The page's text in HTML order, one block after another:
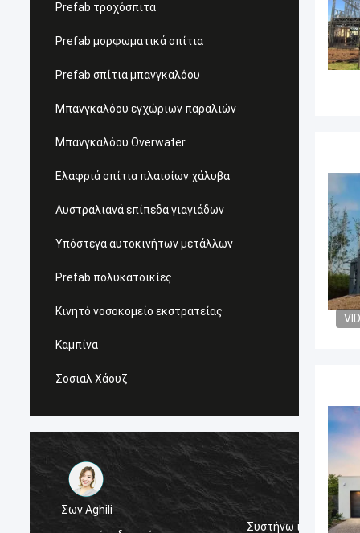
Prefab τροχόσπιτα
Prefab μορφωματικά σπίτια
Prefab σπίτια μπανγκαλόου
Μπανγκαλόου εγχώριων παραλιών
Μπανγκαλόου Overwater
Ελαφριά σπίτια πλαισίων χάλυβα
Αυστραλιανά επίπεδα γιαγιάδων
Υπόστεγα αυτοκινήτων μετάλλων
Prefab πολυκατοικίες
Κινητό νοσοκομείο εκστρατείας
Καμπίνα
Σοσιαλ Χάουζ
Τύμβοι του Michael
Συστήνω ιδιαίτερα το Δαβίδ από βαθύ